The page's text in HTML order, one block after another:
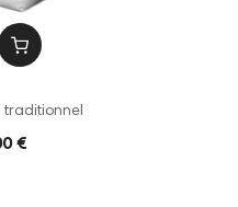
traditionnel
€